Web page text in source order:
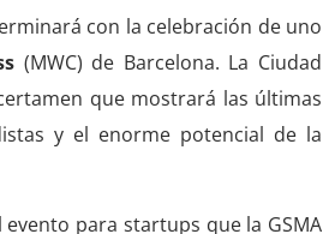
con la celebración de uno
(MWC) de Barcelona. La Ciudad
que mostrará las últimas
y el enorme potencial de la
evento para startups que la GSMA